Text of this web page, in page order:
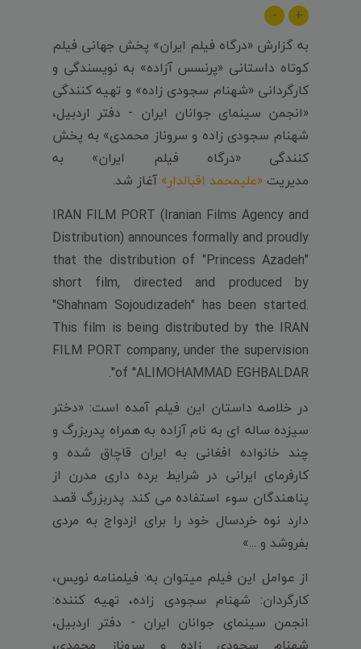
+
-
به گزارش «درگاه فیلم ایران» پخش جهانی فیلم
کوتاه داستانی «پرنسس آزاده» به نویسندگی و
کارگردانی «شهنام سجودی زاده» و تهیه کنندگی
«انجمن سینمای جوانان ایران - دفتر اردبیل،
شهنام سجودی زاده و سروناز محمدی» به پخش
کنندگی «درگاه فیلم ایران» به
مدیریت «علیمحمد اقبالدار» آغاز شد.
IRAN FILM PORT (Iranian Films Agency and
Distribution) announces formally and proudly
that the distribution of "Princess Azadeh"
short film, directed and produced by
"Shahnam Sojoudizadeh" has been started.
This film is being distributed by the IRAN
FILM PORT company, under the supervision
of "ALIMOHAMMAD EGHBALDAR".
در خلاصه داستان این فیلم آمده است: «دختر
سیزده ساله ای به نام آزاده به همراه پدربزرگ و
چند خانواده افغانی به ایران قاچاق شده و
کارفرمای ایرانی در شرایط برده داری مدرن از
پناهندگان سوء استفاده می کند. پدربزرگ قصد
دارد نوه خردسال خود را برای ازدواج به مردی
بفروشد و ...»
از عوامل این فیلم میتوان به: فیلمنامه نویس،
کارگردان: شهنام سجودی زاده، تهیه کننده:
انجمن سینمای جوانان ایران - دفتر اردبیل،